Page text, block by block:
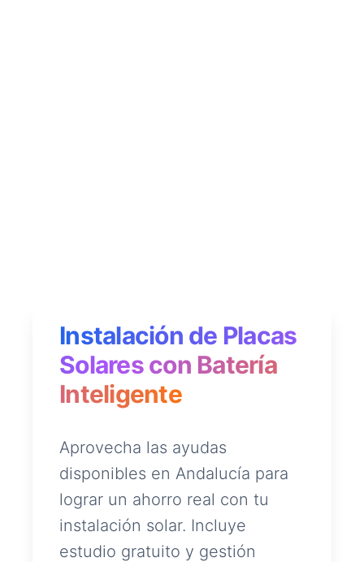
Instalación de Placas
Solares con Batería
Inteligente
Aprovecha las ayudas
disponibles en Andalucía para
lograr un ahorro real con tu
instalación solar. Incluye
estudio gratuito y gestión